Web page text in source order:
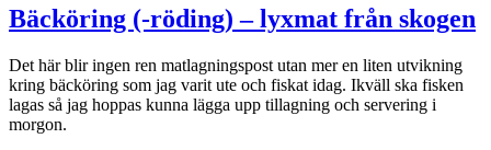
med
skirat
persilja
och
potatis”
Bäcköring (-röding) – lyxmat från skogen
Det här blir ingen ren matlagningspost utan mer en liten utvikning
kring bäcköring som jag varit ute och fiskat idag. Ikväll ska fisken
lagas så jag hoppas kunna lägga upp tillagning och servering i
morgon.